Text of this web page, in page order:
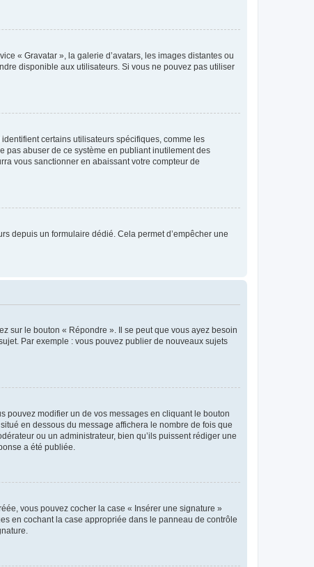
« Gravatar », la galerie d’avatars, les images distantes ou
disponible aux utilisateurs. Si vous ne pouvez pas utiliser
certains utilisateurs spécifiques, comme les
pas abuser de ce système en publiant inutilement des
vous sanctionner en abaissant votre compteur de
depuis un formulaire dédié. Cela permet d’empêcher une
sur le bouton « Répondre ». Il se peut que vous ayez besoin
Par exemple : vous pouvez publier de nouveaux sujets
pouvez modifier un de vos messages en cliquant le bouton
en dessous du message affichera le nombre de fois que
ou un administrateur, bien qu’ils puissent rédiger une
a été publiée.
vous pouvez cocher la case « Insérer une signature »
en cochant la case appropriée dans le panneau de contrôle